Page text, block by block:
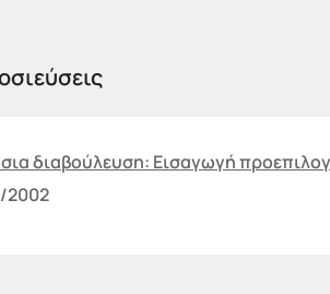
διαβούλευση: Εισαγωγή
2002